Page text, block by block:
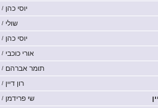
יוסי כהן /
שולי /
יוסי כהן /
אורי כוכבי /
תומר אברהם /
רון דיין /
שי פרידמן /